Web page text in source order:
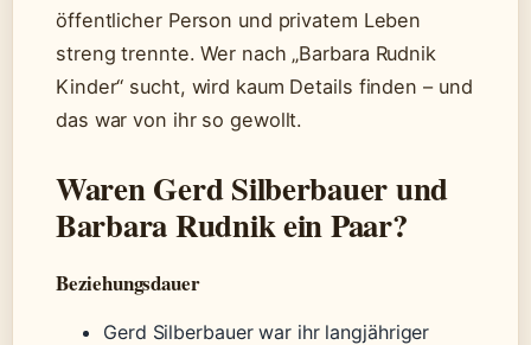
öffentlicher Person und privatem Leben
streng trennte. Wer nach „Barbara Rudnik
Kinder“ sucht, wird kaum Details finden – und
das war von ihr so gewollt.
Waren Gerd Silberbauer und
Barbara Rudnik ein Paar?
Beziehungsdauer
Gerd Silberbauer war ihr langjähriger